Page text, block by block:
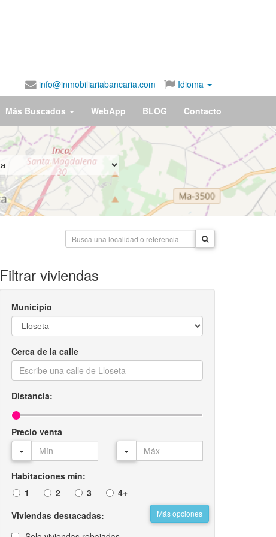
info@inmobiliariabancaria.com Idioma
Más Buscados WebApp BLOG Contacto
Filtrar viviendas
Municipio
Cerca de la calle
Distancia:
Precio venta
Habitaciones mín:
1
2 3 4+
Más opciones
Viviendas destacadas: